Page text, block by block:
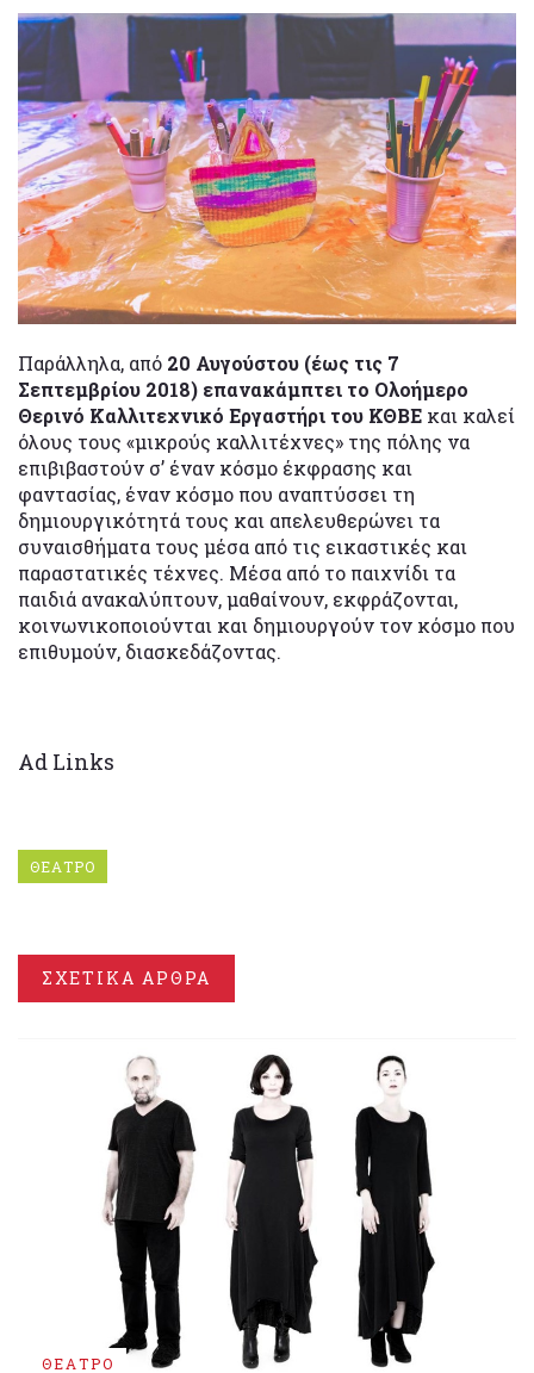
Παράλληλα, από 20 Αυγούστου (έως τις 7
Σεπτεμβρίου 2018) επανακάμπτει το Ολοήμερο
Θερινό Καλλιτεχνικό Εργαστήρι του ΚΘΒΕ και καλεί
όλους τους «μικρούς καλλιτέχνες» της πόλης να
επιβιβαστούν σ’ έναν κόσμο έκφρασης και
φαντασίας, έναν κόσμο που αναπτύσσει τη
δημιουργικότητά τους και απελευθερώνει τα
συναισθήματα τους μέσα από τις εικαστικές και
παραστατικές τέχνες. Μέσα από το παιχνίδι τα
παιδιά ανακαλύπτουν, μαθαίνουν, εκφράζονται,
κοινωνικοποιούνται και δημιουργούν τον κόσμο που
επιθυμούν, διασκεδάζοντας.
Ad Links
ΘΕΑΤΡΟ
ΣΧΕΤΙΚΑ ΑΡΘΡΑ
ΘΕΑΤΡΟ